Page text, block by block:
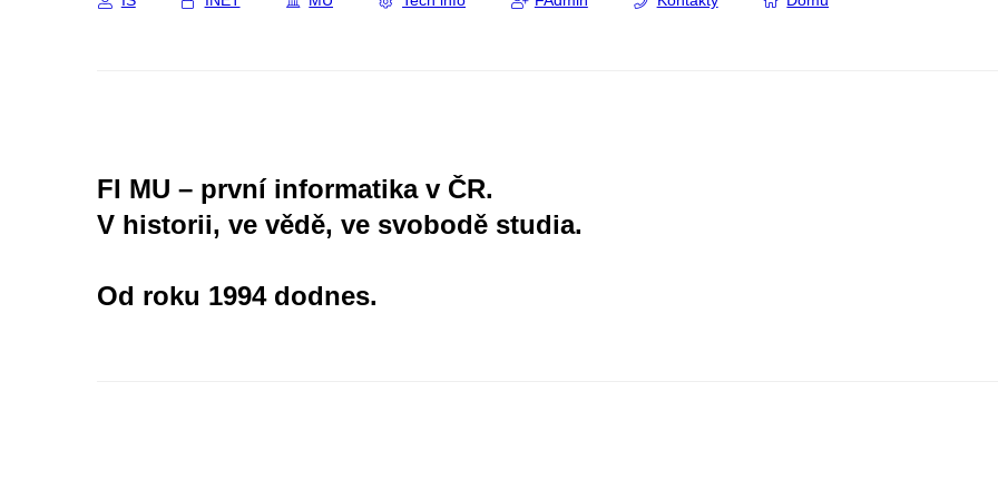
FI MU – první informatika v ČR.
V historii, ve vědě, ve svobodě studia.
Od roku 1994 dodnes.